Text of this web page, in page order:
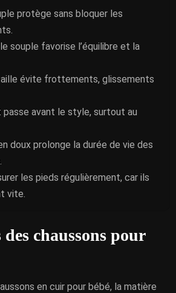
protège sans bloquer les
souple favorise l’équilibre et la
évite frottements, glissements
avant le style, surtout au
doux prolonge la durée de vie des
les pieds régulièrement, car ils
vite.
chaussons pour
en cuir pour bébé, la matière